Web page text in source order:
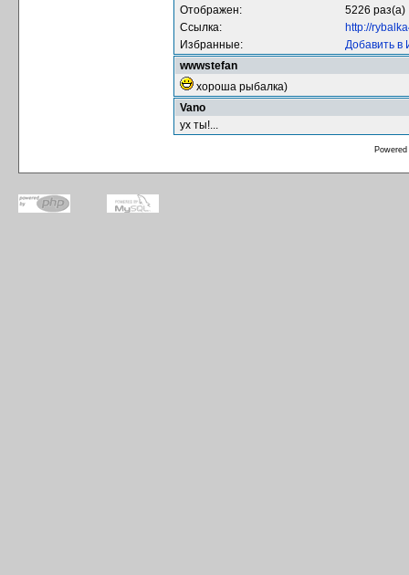
Отображен:
5226 раз(а)
Ссылка:
http://
Избранные:
Добавить в
wwwstefan
хороша рыбалка)
Vano
ух ты!...